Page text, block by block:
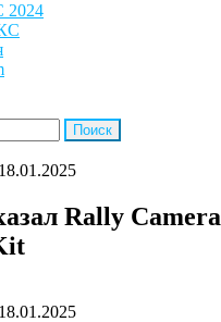
2024
18.01.2025
Rally Camera
18.01.2025